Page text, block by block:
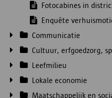
Fotocabines in
Enquête
Communicatie
Cultuur, erfgoedzorg,
Leefmilieu
Lokale economie
Maatschappelijk en